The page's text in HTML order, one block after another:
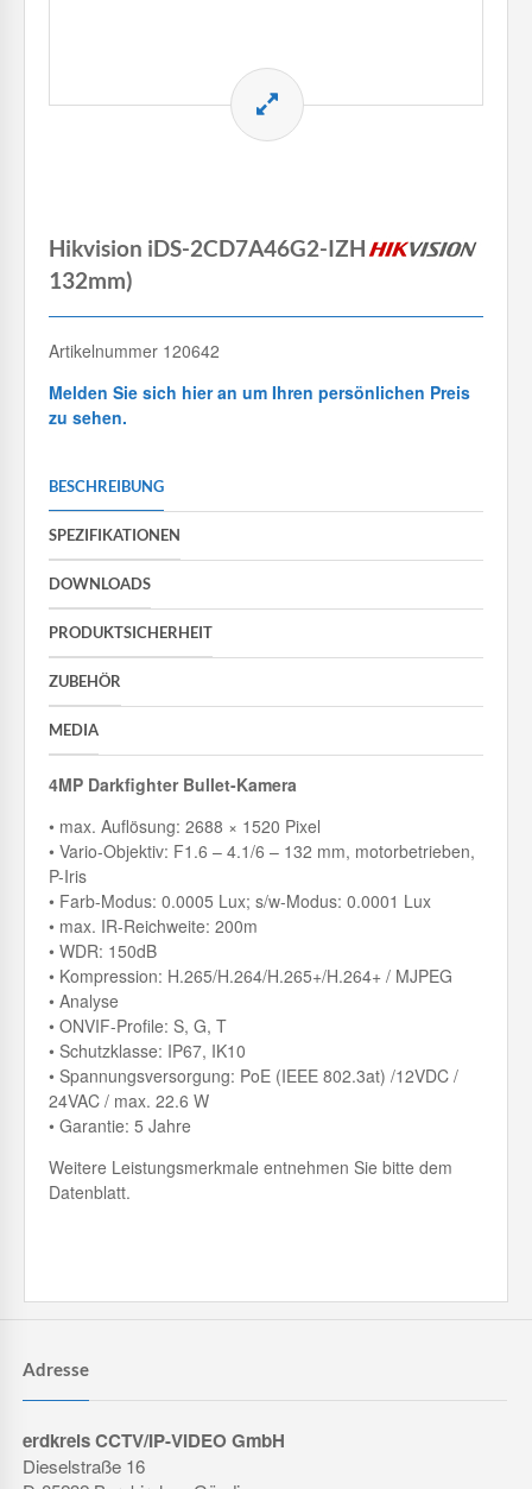
Hikvision iDS-2CD7A46G2-IZHSY(6-
132mm)
Artikelnummer 120642
Melden Sie sich hier an um Ihren persönlichen Preis
zu sehen.
BESCHREIBUNG
SPEZIFIKATIONEN
DOWNLOADS
PRODUKTSICHERHEIT
ZUBEHÖR
MEDIA
4MP Darkfighter Bullet-Kamera
• max. Auflösung: 2688 × 1520 Pixel
• Vario-Objektiv: F1.6 – 4.1/6 – 132 mm, motorbetrieben,
P-Iris
• Farb-Modus: 0.0005 Lux; s/w-Modus: 0.0001 Lux
• max. IR-Reichweite: 200m
• WDR: 150dB
• Kompression: H.265/H.264/H.265+/H.264+ / MJPEG
• Analyse
• ONVIF-Profile: S, G, T
• Schutzklasse: IP67, IK10
• Spannungsversorgung: PoE (IEEE 802.3at) /12VDC /
24VAC / max. 22.6 W
• Garantie: 5 Jahre
Weitere Leistungsmerkmale entnehmen Sie bitte dem
Datenblatt.
Adresse
erdkreis CCTV/IP-VIDEO GmbH
Dieselstraße 16